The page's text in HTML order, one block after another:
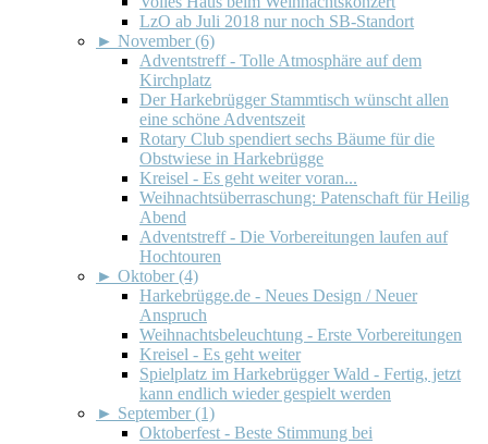
LzO ab Juli 2018 nur noch SB-Standort
► November (6)
Adventstreff - Tolle Atmosphäre auf dem
Kirchplatz
Der Harkebrügger Stammtisch wünscht allen
eine schöne Adventszeit
Rotary Club spendiert sechs Bäume für die
Obstwiese in Harkebrügge
Kreisel - Es geht weiter voran...
Weihnachtsüberraschung: Patenschaft für Heilig
Abend
Adventstreff - Die Vorbereitungen laufen auf
Hochtouren
► Oktober (4)
Harkebrügge.de - Neues Design / Neuer
Anspruch
Weihnachtsbeleuchtung - Erste Vorbereitungen
Kreisel - Es geht weiter
Spielplatz im Harkebrügger Wald - Fertig, jetzt
kann endlich wieder gespielt werden
► September (1)
Oktoberfest - Beste Stimmung bei